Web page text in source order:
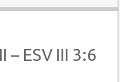
– ESV III 3:6